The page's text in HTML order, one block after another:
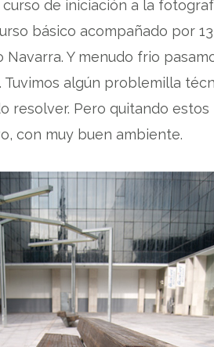
de iniciación a la
básico acompañado por
Y menudo frio
algún problemilla
resolver. Pero quitando
con muy buen ambiente.